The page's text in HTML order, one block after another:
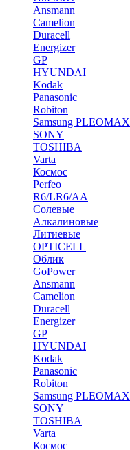
Ansmann
Camelion
Duracell
Energizer
GP
HYUNDAI
Kodak
Panasonic
Robiton
Samsung PLEOMAX
SONY
TOSHIBA
Varta
Космос
Perfeo
R6/LR6/AA
Солевые
Алкалиновые
Литиевые
OPTICELL
Облик
GoPower
Ansmann
Camelion
Duracell
Energizer
GP
HYUNDAI
Kodak
Panasonic
Robiton
Samsung PLEOMAX
SONY
TOSHIBA
Varta
Космос